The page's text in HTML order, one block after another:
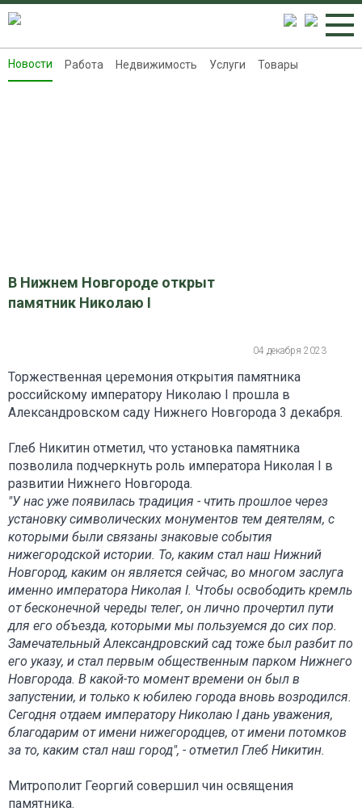
Новости
Новости Работа Недвижимость Услуги Товары
В Нижнем Новгороде открыт
памятник Николаю I
04 декабря 2023
Торжественная церемония открытия памятника
российскому императору Николаю I прошла в
Александровском саду Нижнего Новгорода 3 декабря.
Глеб Никитин отметил, что установка памятника
позволила подчеркнуть роль императора Николая I в
развитии Нижнего Новгорода.
"У нас уже появилась традиция - чтить прошлое через
установку символических монументов тем деятелям, с
которыми были связаны знаковые события
нижегородской истории. То, каким стал наш Нижний
Новгород, каким он является сейчас, во многом заслуга
именно императора Николая I. Чтобы освободить кремль
от бесконечной череды телег, он лично прочертил пути
для его объезда, которыми мы пользуемся до сих пор.
Замечательный Александровский сад тоже был разбит по
его указу, и стал первым общественным парком Нижнего
Новгорода. В какой-то момент времени он был в
запустении, и только к юбилею города вновь возродился.
Сегодня отдаем императору Николаю I дань уважения,
благодарим от имени нижегородцев, от имени потомков
за то, каким стал наш город", - отметил Глеб Никитин.
Митрополит Георгий совершил чин освящения
памятника.